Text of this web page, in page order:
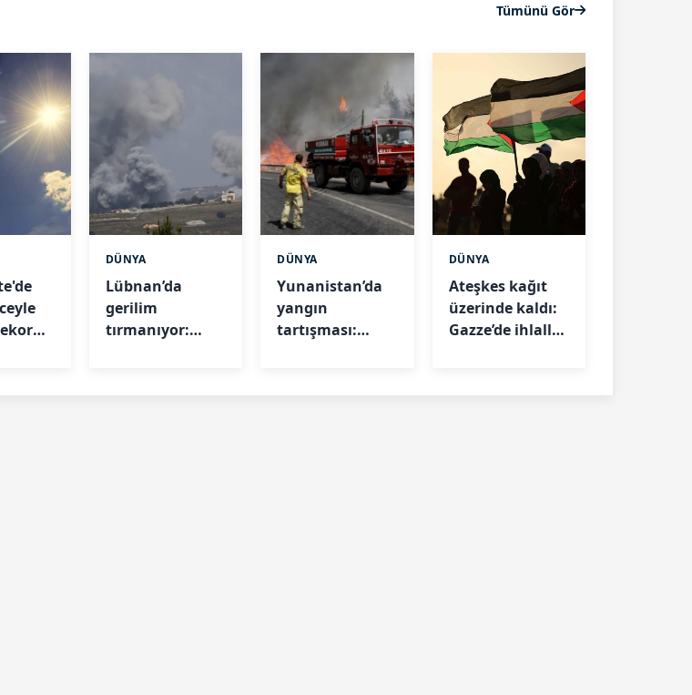
Tümünü Gör
DÜNYA
Lübnan’da
gerilim
tırmanıyor:
DÜNYA
Yunanistan’da
yangın
tartışması:
DÜNYA
Ateşkes kağıt
üzerinde kaldı:
Gazze’de ihlaller